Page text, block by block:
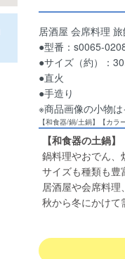
居酒屋 会席料理
●型番：s0065-
●サイズ（約）：
●直火
●手造り
※商品画像の小物は
【和食器/鍋/土鍋】【カラ
【和食器の土鍋】
鍋料理やおでん、
サイズも種類も豊
居酒屋や会席料理
秋から冬にかけて